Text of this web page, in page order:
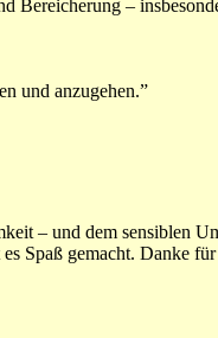
–
und anzugehen.”
– und dem sensiblen
Spaß gemacht. Danke